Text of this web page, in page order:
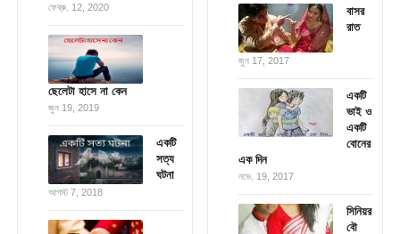
ফেব্রু. 12, 2020
ছেলেটা হাসে না কেন
জুন 19, 2019
একটি
সত্য
ঘটনা
আগস্ট 7, 2018
বাসর
রাত
জুন 17, 2017
একটি
ভাই ও
একটি
বোনের
এক দিন
নভে. 19, 2017
সিনিয়র
বৌ